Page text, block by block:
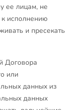
ее лицам, не
исполнению
и пресекать
Договора
или
данных из
данных